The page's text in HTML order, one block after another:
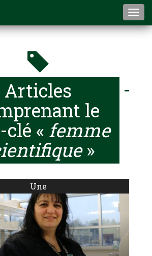
Articles
le
« femme
»
Une